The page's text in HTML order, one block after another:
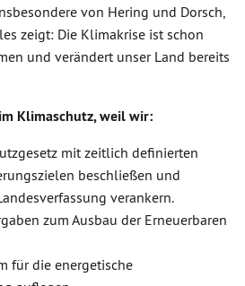
von Hering und Dorsch,
zeigt: Die Klimakrise ist schon
und verändert unser Land bereits
Klimaschutz, weil wir:
mit zeitlich definierten
beschließen und
verankern.
zum Ausbau der Erneuerbaren
für die energetische